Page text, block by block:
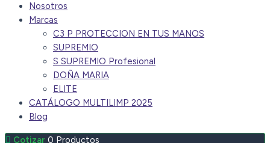
Nosotros
Marcas
C3 P PROTECCION EN TUS MANOS
SUPREMIO
S SUPREMIO Profesional
DOÑA MARIA
ELITE
CATÁLOGO MULTILIMP 2025
Blog
0 Productos